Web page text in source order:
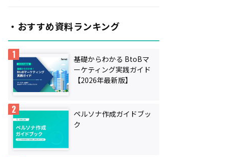
・おすすめ資料ランキング
基礎からわかる BtoBマ
ーケティング実践ガイド
【2026年最新版】
ペルソナ作成ガイドブッ
ク